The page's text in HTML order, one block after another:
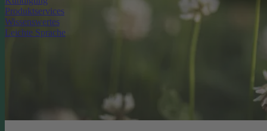
Produktservices
Wissenswertes
Leichte Sprache